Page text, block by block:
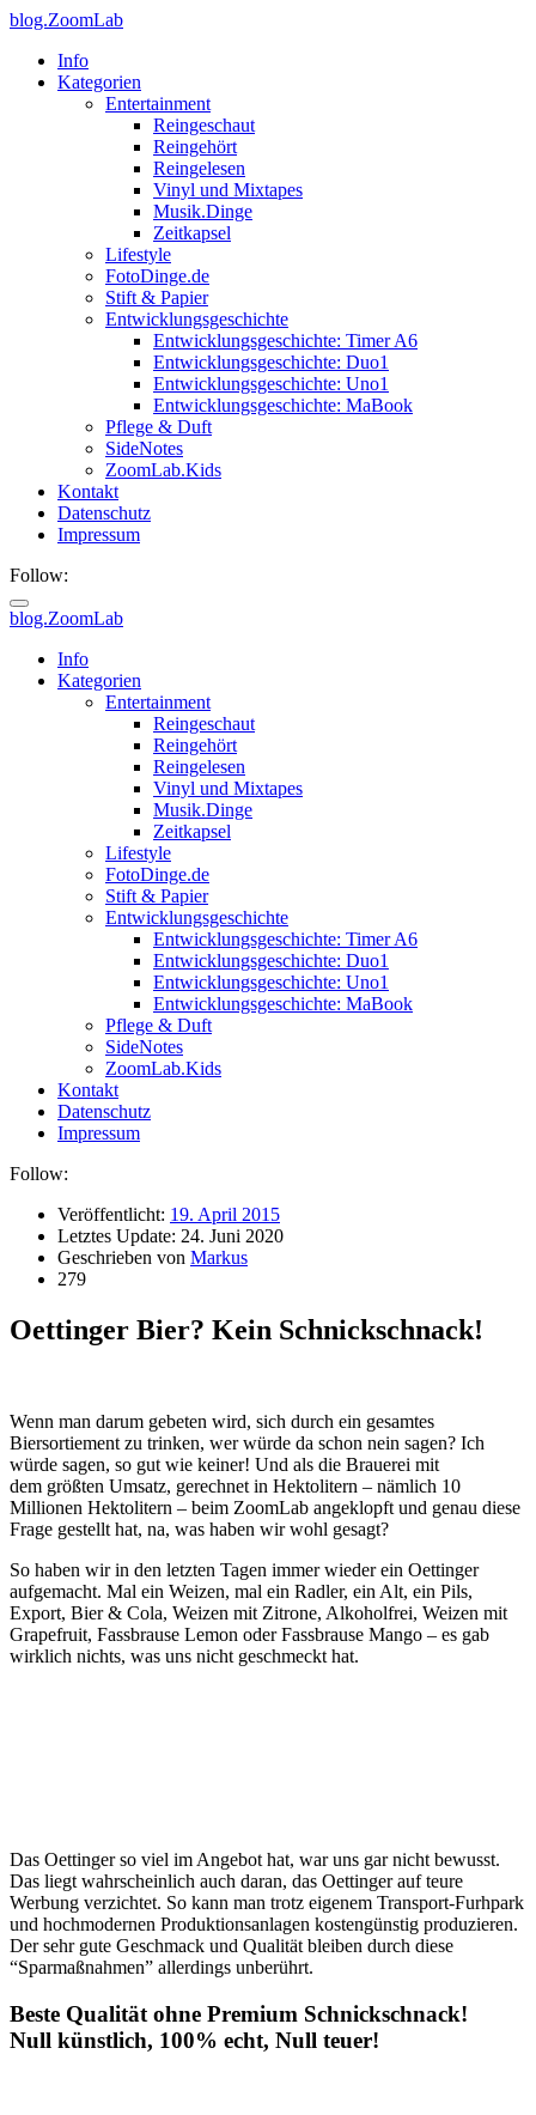
blog.ZoomLab
Info
Kategorien
Entertainment
Reingeschaut
Reingehört
Reingelesen
Vinyl und Mixtapes
Musik.Dinge
Zeitkapsel
Lifestyle
FotoDinge.de
Stift & Papier
Entwicklungsgeschichte
Entwicklungsgeschichte: Timer A6
Entwicklungsgeschichte: Duo1
Entwicklungsgeschichte: Uno1
Entwicklungsgeschichte: MaBook
Pflege & Duft
SideNotes
ZoomLab.Kids
Kontakt
Datenschutz
Impressum
Follow:
blog.ZoomLab
Info
Kategorien
Entertainment
Reingeschaut
Reingehört
Reingelesen
Vinyl und Mixtapes
Musik.Dinge
Zeitkapsel
Lifestyle
FotoDinge.de
Stift & Papier
Entwicklungsgeschichte
Entwicklungsgeschichte: Timer A6
Entwicklungsgeschichte: Duo1
Entwicklungsgeschichte: Uno1
Entwicklungsgeschichte: MaBook
Pflege & Duft
SideNotes
ZoomLab.Kids
Kontakt
Datenschutz
Impressum
Follow:
Veröffentlicht: 19. April 2015
Letztes Update: 24. Juni 2020
Geschrieben von Markus
279
Oettinger Bier? Kein Schnickschnack!
Wenn man darum gebeten wird, sich durch ein gesamtes
Biersortiement zu trinken, wer würde da schon nein sagen? Ich
würde sagen, so gut wie keiner! Und als die Brauerei mit
dem größten Umsatz, gerechnet in Hektolitern – nämlich 10
Millionen Hektolitern – beim ZoomLab angeklopft und genau diese
Frage gestellt hat, na, was haben wir wohl gesagt?
So haben wir in den letzten Tagen immer wieder ein Oettinger
aufgemacht. Mal ein Weizen, mal ein Radler, ein Alt, ein Pils,
Export, Bier & Cola, Weizen mit Zitrone, Alkoholfrei, Weizen mit
Grapefruit, Fassbrause Lemon oder Fassbrause Mango – es gab
wirklich nichts, was uns nicht geschmeckt hat.
Das Oettinger so viel im Angebot hat, war uns gar nicht bewusst.
Das liegt wahrscheinlich auch daran, das Oettinger auf teure
Werbung verzichtet. So kann man trotz eigenem Transport-Furhpark
und hochmodernen Produktionsanlagen kostengünstig produzieren.
Der sehr gute Geschmack und Qualität bleiben durch diese
“Sparmaßnahmen” allerdings unberührt.
Beste Qualität ohne Premium Schnickschnack!
Null künstlich, 100% echt, Null teuer!